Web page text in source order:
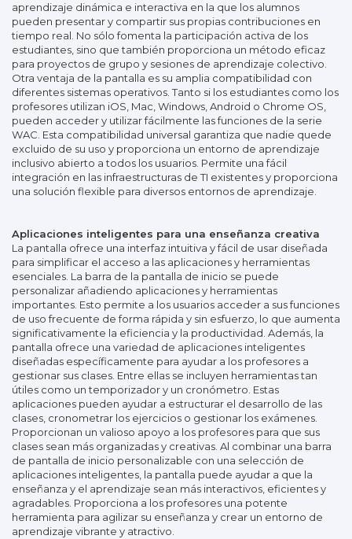
aprendizaje dinámica e interactiva en la que los alumnos
pueden presentar y compartir sus propias contribuciones en
tiempo real. No sólo fomenta la participación activa de los
estudiantes, sino que también proporciona un método eficaz
para proyectos de grupo y sesiones de aprendizaje colectivo.
Otra ventaja de la pantalla es su amplia compatibilidad con
diferentes sistemas operativos. Tanto si los estudiantes como los
profesores utilizan iOS, Mac, Windows, Android o Chrome OS,
pueden acceder y utilizar fácilmente las funciones de la serie
WAC. Esta compatibilidad universal garantiza que nadie quede
excluido de su uso y proporciona un entorno de aprendizaje
inclusivo abierto a todos los usuarios. Permite una fácil
integración en las infraestructuras de TI existentes y proporciona
una solución flexible para diversos entornos de aprendizaje.
Aplicaciones inteligentes para una enseñanza creativa
La pantalla ofrece una interfaz intuitiva y fácil de usar diseñada
para simplificar el acceso a las aplicaciones y herramientas
esenciales. La barra de la pantalla de inicio se puede
personalizar añadiendo aplicaciones y herramientas
importantes. Esto permite a los usuarios acceder a sus funciones
de uso frecuente de forma rápida y sin esfuerzo, lo que aumenta
significativamente la eficiencia y la productividad. Además, la
pantalla ofrece una variedad de aplicaciones inteligentes
diseñadas específicamente para ayudar a los profesores a
gestionar sus clases. Entre ellas se incluyen herramientas tan
útiles como un temporizador y un cronómetro. Estas
aplicaciones pueden ayudar a estructurar el desarrollo de las
clases, cronometrar los ejercicios o gestionar los exámenes.
Proporcionan un valioso apoyo a los profesores para que sus
clases sean más organizadas y creativas. Al combinar una barra
de pantalla de inicio personalizable con una selección de
aplicaciones inteligentes, la pantalla puede ayudar a que la
enseñanza y el aprendizaje sean más interactivos, eficientes y
agradables. Proporciona a los profesores una potente
herramienta para agilizar su enseñanza y crear un entorno de
aprendizaje vibrante y atractivo.